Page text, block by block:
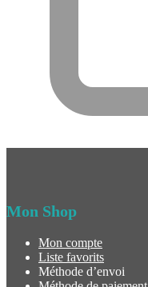
Mon Shop
Mon compte
Liste favorits
Méthode d’envoi